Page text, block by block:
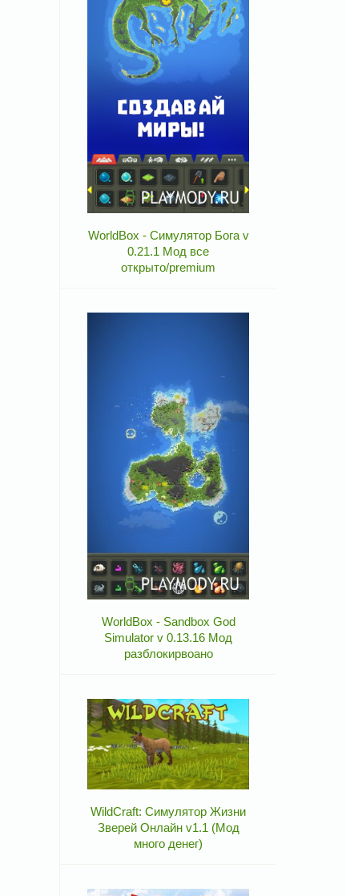
WorldBox - Симулятор Бога v
0.21.1 Мод все
открыто/premium
WorldBox - Sandbox God
Simulator v 0.13.16 Мод
разблокирвоано
WildCraft: Симулятор Жизни
Зверей Онлайн v1.1 (Мод
много денег)